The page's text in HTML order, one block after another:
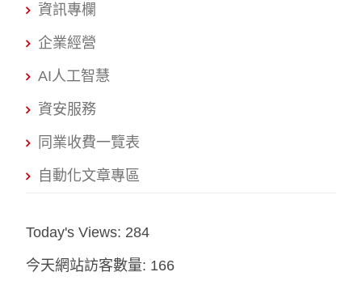
資訊專欄
企業經營
AI人工智慧
資安服務
同業收費一覽表
自動化文章專區
Today's Views: 284
今天網站訪客數量: 166